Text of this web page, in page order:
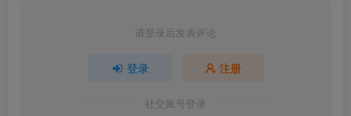
请登录后发表评论
登录 注册
社交账号登录